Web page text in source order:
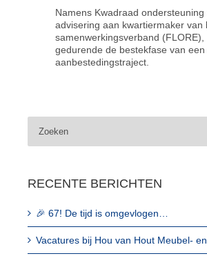
Over VIEROOS
Namens Kwadraad ondersteuning
advisering aan kwartiermaker van
samenwerkingsverband (FLORE),
gedurende de bestekfase van
aanbestedingstraject.
naar:
RECENTE BERICHTEN
🎉 67! De tijd is omgevlogen…
Vacatures bij Hou van Hout Meubel-